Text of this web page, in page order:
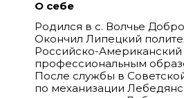
О себе
Родился в с. Волчье
Окончил Липецкий
Российско-
профессиональным
После службы в
по механизации